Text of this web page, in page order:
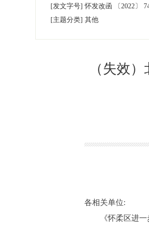
[发文字号]怀发改函 〔2022〕
[主题分类] 其他
（失效
各相关单位:
《怀柔区进一步